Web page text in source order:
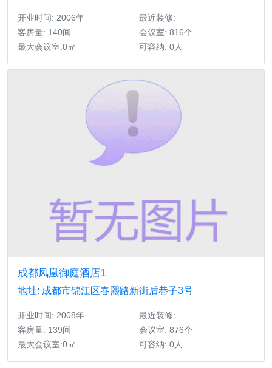
开业时间: 2006年
最近装修:
客房量: 140间
会议室: 816个
最大会议室:0㎡
可容纳: 0人
成都凤凰御庭酒店1
地址: 成都市锦江区春熙路新街后巷子3号
开业时间: 2008年
最近装修:
客房量: 139间
会议室: 876个
最大会议室:0㎡
可容纳: 0人